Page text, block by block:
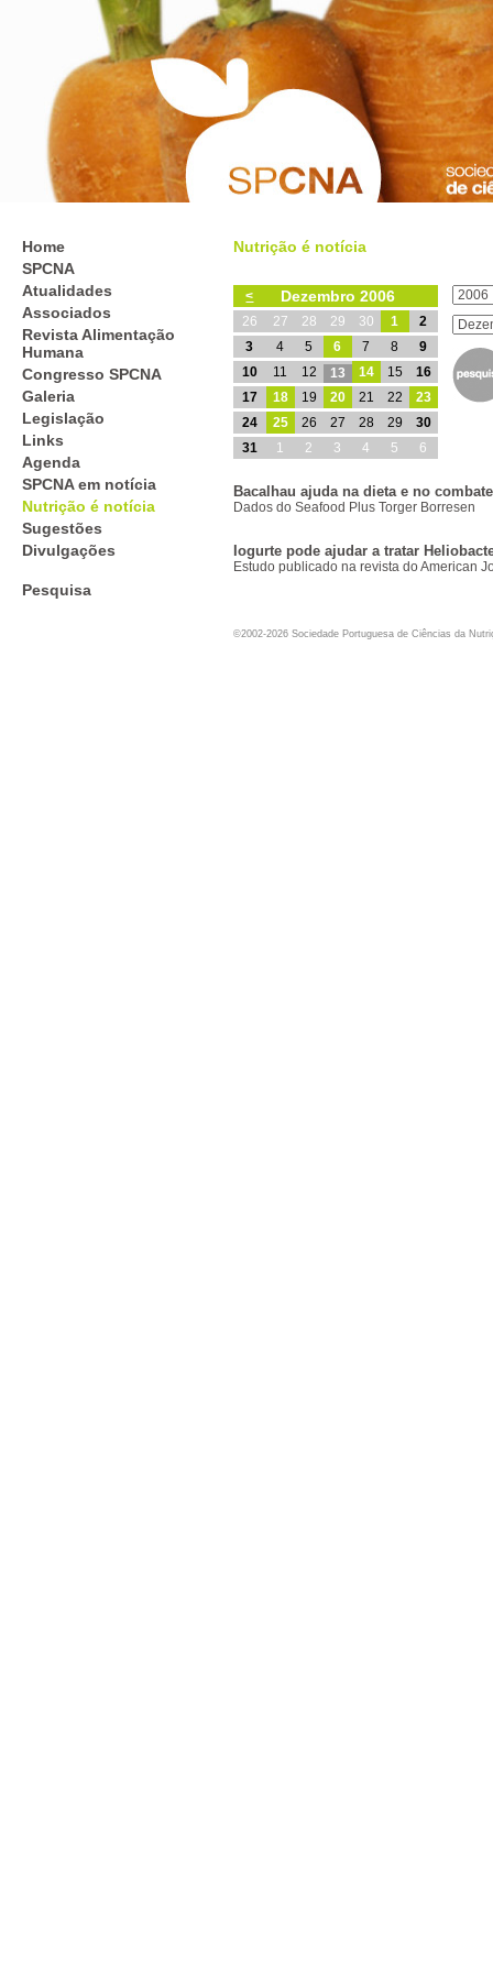
Home
SPCNA
Atualidades
Associados
Revista Alimentação
Humana
Congresso SPCNA
Galeria
Legislação
Links
Agenda
SPCNA em notícia
Nutrição é notícia
Sugestões
Divulgações
Pesquisa
Nutrição é notícia
< Dezembro 2006
26 27 28 29 30 1
2
3
4 5 6 7 8
9
10
11 12 13 14 15
16
17
18 19 20 21 22
23
24
25 26 27 28 29
30
31
1 2 3 4 5 6
Bacalhau ajuda na dieta e no
Dados do Seafood Plus Torger Borresen
Iogurte pode ajudar a tratar
Estudo publicado na revista do American
©2002-2026 Sociedade Portuguesa de Ciências da